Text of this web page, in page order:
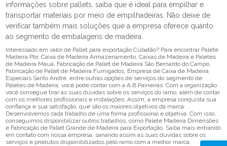
informações sobre pallets, saiba que é ideal para empilhar e
transportar materiais por meio de empilhadeiras. Não deixe de
verificar também mais soluções que a empresa oferece quanto
ao segmento de embalagens de madeira.
Interessado em valor de Pallet para exportação Cubatão? Para encontrar Palete
Madeira Pbr, Caixa de Madeira Armazenamento, Caixas de Madeira e Paletes
de Madeira Mauá, Fabricação de Pallet de Madeira São Bernardo do Campo,
Fabricação de Pallet de Madeira Fumigados, Empresa de Caixa de Madeira
Especiais Santo André, entre outras opções de serviços do segmento de
Paletes de Madeira, você pode contar com a A B Paineiras. Com a organização
você consegue tirar as suas dúvidas sobre os serviços do ramo, além de contar
com os melhores profissionais e instalações. Assim, a empresa conquista sua
confiança e sua satisfação, que são os maiores objetivos da marca.
Desenvolvemos cada trabalho de uma forma profissional e objetiva. Com isso,
conseguimos disponibilizar outros trabalhos, como Palete Madeira Dimensões
e Fabricação de Pallet Grande de Madeira para Exportação. Saiba mais entrando
em contato com nossa empresa, sanando assim as suas dúvidas sobre os
serviços e produtos disponibilizados pelo ramo com a melhor marca.